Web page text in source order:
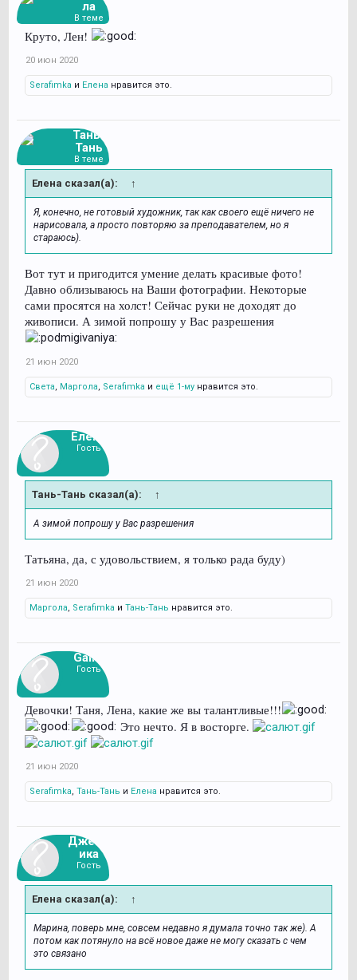
ла
В теме
Круто, Лен!
20 июн 2020
Serafimka и Елена нравится это.
Тань-
Тань
В теме
Елена сказал(а): ↑
Я, конечно, не готовый художник, так как своего ещё ничего не
нарисовала, а просто повторяю за преподавателем, но я
стараюсь).
Вот тут и пригодится умение делать красивые фото!
Давно облизываюсь на Ваши фотографии. Некоторые
сами просятся на холст! Сейчас руки не доходят до
живописи. А зимой попрошу у Вас разрешения
21 июн 2020
Света, Маргола, Serafimka и ещё 1-му нравится это.
Елена
Гость
Тань-Тань сказал(а): ↑
А зимой попрошу у Вас разрешения
Татьяна, да, с удовольствием, я только рада буду)
21 июн 2020
Маргола Serafimka и Тань-Тань нравится это.
Galka
Гость
Девочки! Таня, Лена, какие же вы талантливые!!!
Это нечто. Я в восторге.
21 июн 2020
Serafimka Тань-Тань и Елена нравится это.
Джесс
ика
Гость
Елена сказал(а): ↑
Марина, поверь мне, совсем недавно я думала точно так же). А
потом как потянуло на всё новое даже не могу сказать с чем
это связано